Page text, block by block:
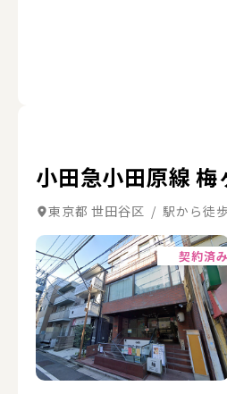
小田急小田原線 梅
東京都 世田谷区 / 駅から徒
契約済み